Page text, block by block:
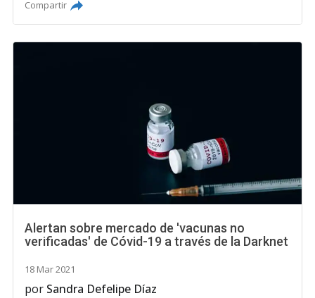
Compartir
Alertan sobre mercado de 'vacunas no
verificadas' de Cóvid-19 a través de la Darknet
18 Mar 2021
por Sandra Defelipe Díaz